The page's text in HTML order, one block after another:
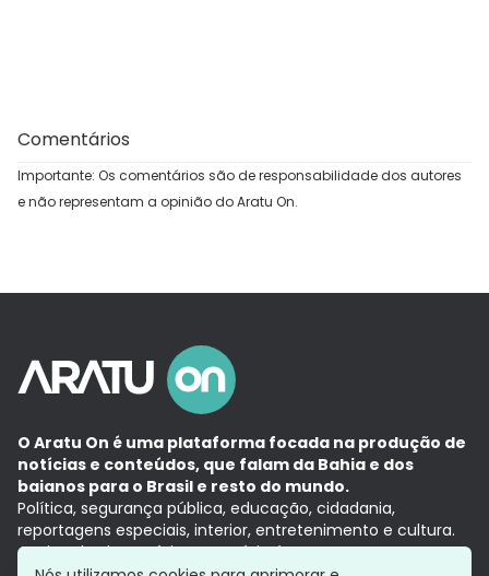
Comentários
Importante: Os comentários são de responsabilidade dos autores
e não representam a opinião do Aratu On.
O Aratu On é uma plataforma focada na produção de
notícias e conteúdos, que falam da Bahia e dos
baianos para o Brasil e resto do mundo.
Política, segurança pública, educação, cidadania,
reportagens especiais, interior, entretenimento e cultura.
Aqui, tudo vira notícia e a notícia é no tempo presente,